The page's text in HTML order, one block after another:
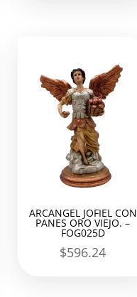
ARCANGEL JOFIEL CON
PANES ORO VIEJO. –
FOG025D
$596.24